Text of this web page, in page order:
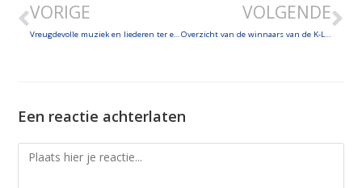
VORIGE
Vreugdevolle muziek en liederen ter ere van de Heilige Jozef!
VOLGENDE
Overzicht van de winnaars van de K-Love Fan Awards
Een reactie achterlaten